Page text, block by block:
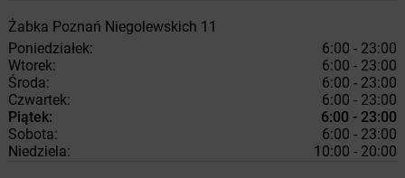
Żabka Poznań Niegolewskich 11
Poniedziałek:
6:00 - 23:00
Wtorek:
6:00 - 23:00
Środa:
6:00 - 23:00
Czwartek:
6:00 - 23:00
Piątek:
6:00 - 23:00
Sobota:
6:00 - 23:00
Niedziela:
10:00 - 20:00